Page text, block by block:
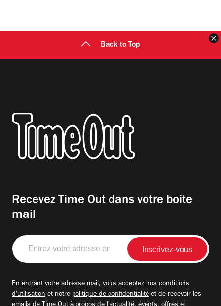
Back to Top
Recevez Time Out dans votre boite
mail
Entrez
votre
adresse
En entrant votre adresse mail, vous acceptez nos conditions
d'utilisation et notre politique de confidentialité et de recevoir les